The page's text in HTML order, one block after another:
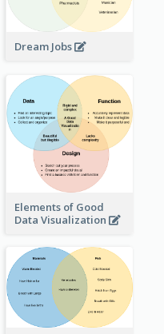
Dream Jobs
Elements of Good
Data Visualization